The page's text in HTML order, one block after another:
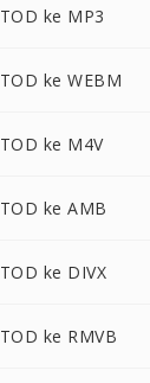
TOD ke MP3
TOD ke WEBM
TOD ke M4V
TOD ke AMB
TOD ke DIVX
TOD ke RMVB